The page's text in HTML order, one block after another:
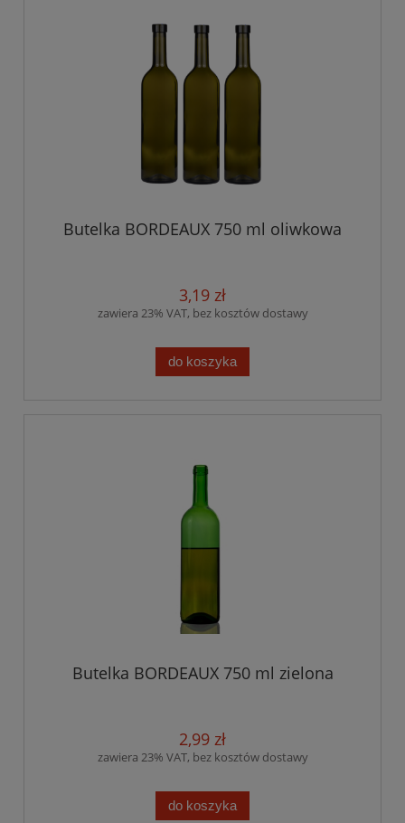
Butelka BORDEAUX 750 ml oliwkowa
3,19 zł
zawiera 23% VAT, bez kosztów dostawy
do koszyka
Butelka BORDEAUX 750 ml zielona
2,99 zł
zawiera 23% VAT, bez kosztów dostawy
do koszyka